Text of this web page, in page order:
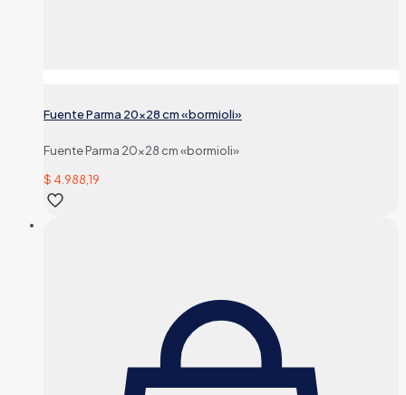
Fuente Parma 20×28 cm «bormioli»
Fuente Parma 20×28 cm «bormioli»
$ 4.988,19